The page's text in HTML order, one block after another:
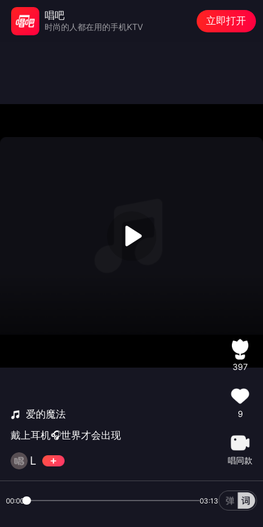
爱的魔法
戴上耳机🎧世界才会出现
L ㅤㅤㅤㅤ
397
9
唱同款
00:00 03:13
唱吧
时尚的人都在用的手机KTV
立即打开